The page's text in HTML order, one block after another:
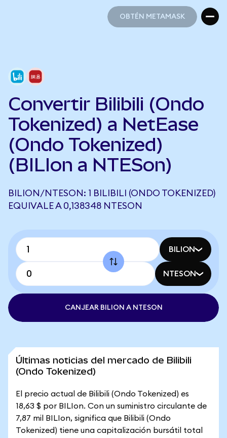
OBTÉN METAMASK
Convertir Bilibili (Ondo
Tokenized) a NetEase
(Ondo Tokenized)
(BILIon a NTESon)
BILION/NTESON: 1 BILIBILI (ONDO TOKENIZED)
EQUIVALE A 0,138348 NTESON
BILION
NTESON
CANJEAR BILION A NTESON
Últimas noticias del mercado de Bilibili
(Ondo Tokenized)
El precio actual de Bilibili (Ondo Tokenized) es
18,63 $ por BILIon. Con un suministro circulante de
7,87 mil BILIon, significa que Bilibili (Ondo
Tokenized) tiene una capitalización bursátil total